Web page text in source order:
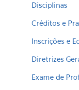
Disciplinas
Créditos e
Inscrições e
Diretrizes
Exame de